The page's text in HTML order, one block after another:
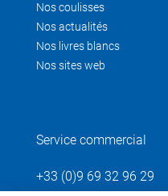
Nos coulisses
Nos actualités
Nos livres blancs
Nos sites web
Service commercial
+33 (0)9 69 32 96 29